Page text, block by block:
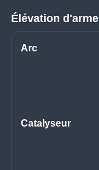
Élévation d'arme
Arc
Catalyseur